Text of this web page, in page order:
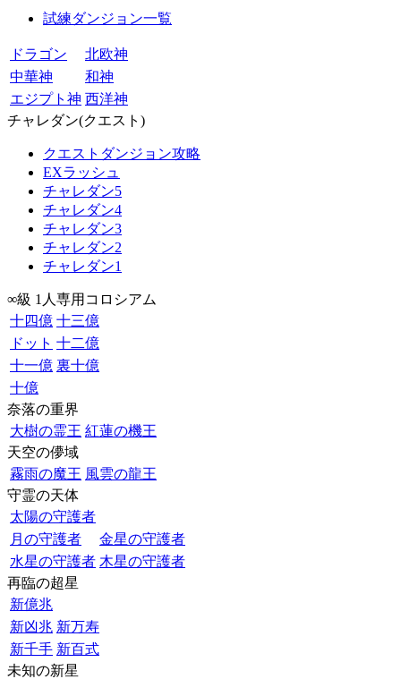
試練ダンジョン一覧
ドラゴン
北欧神
中華神
和神
エジプト神 西洋神
チャレダン(クエスト)
クエストダンジョン攻略
EXラッシュ
チャレダン5
チャレダン4
チャレダン3
チャレダン2
チャレダン1
∞級 1人専用コロシアム
十四億 十三億
ドット 十二億
十一億 裏十億
十億
奈落の重界
大樹の霊王 紅蓮の機王
天空の儚域
霧雨の魔王 風雲の龍王
守霊の天体
太陽の守護者
月の守護者
金星の守護者
水星の守護者 木星の守護者
再臨の超星
新億兆
新凶兆 新万寿
新千手 新百式
未知の新星